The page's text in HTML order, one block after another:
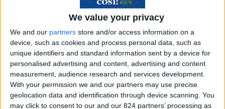
We value your privacy
We and our partners store and/or access information on a
device, such as cookies and process personal data, such as
unique identifiers and standard information sent by a device for
personalised advertising and content, advertising and content
measurement, audience research and services development.
With your permission we and our partners may use precise
geolocation data and identification through device scanning. You
may click to consent to our and our 824 partners’ processing as
lingua dei segreti, assumendo ancora più
fascino.” Poi l’incontro con quello che è diventato
suo marito e che, da subito, ha condiviso con lei
la passione per gli Usa. “Mio marito è consulente
informatico e già mentre lavorava a Milano ha
sempre espresso al suo capo il desiderio di
trasferirsi a vivere negli Usa. Ci sono state alcune
esperienze tra cui tre mesi a Los Angeles. Io e i